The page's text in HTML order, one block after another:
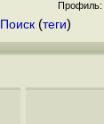
Профиль:
Поиск (теги)